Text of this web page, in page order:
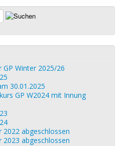
GP Winter 2025/26
30.01.2025
GP W2024 mit Innung
2022 abgeschlossen
2023 abgeschlossen